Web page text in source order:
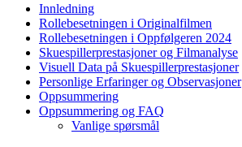
Innledning
Rollebesetningen i Originalfilmen
Rollebesetningen i Oppfølgeren 2024
Skuespillerprestasjoner og Filmanalyse
Visuell Data på Skuespillerprestasjoner
Personlige Erfaringer og Observasjoner
Oppsummering
Oppsummering og FAQ
Vanlige spørsmål